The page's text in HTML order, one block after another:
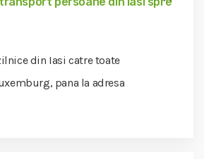
din Iasi catre toate
pana la adresa